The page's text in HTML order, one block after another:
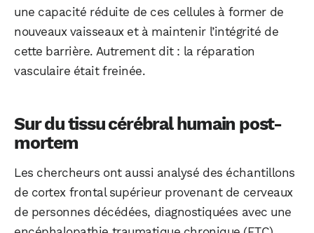
une capacité réduite de ces cellules à former de
nouveaux vaisseaux et à maintenir l’intégrité de
cette barrière. Autrement dit : la réparation
vasculaire était freinée.
Sur du tissu cérébral humain post-
mortem
Les chercheurs ont aussi analysé des échantillons
de cortex frontal supérieur provenant de cerveaux
de personnes décédées, diagnostiquées avec une